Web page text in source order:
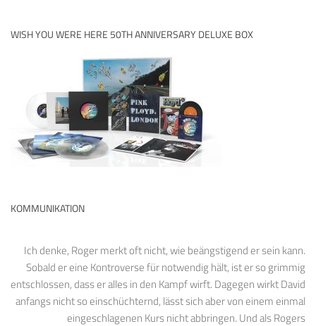
WISH YOU WERE HERE 50TH ANNIVERSARY DELUXE BOX
KOMMUNIKATION
Ich denke, Roger merkt oft nicht, wie beängstigend er sein kann.
Sobald er eine Kontroverse für notwendig hält, ist er so grimmig
entschlossen, dass er alles in den Kampf wirft. Dagegen wirkt David
anfangs nicht so einschüchternd, lässt sich aber von einem einmal
eingeschlagenen Kurs nicht abbringen. Und als Rogers